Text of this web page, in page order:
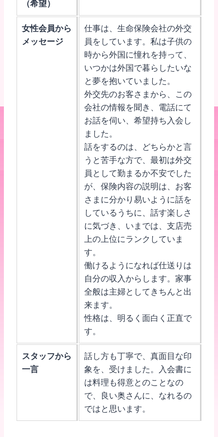
（希望）
女性会員から
メッセージ
仕事は、生命保険会社の外交
員をしています。私は子供の
時から外国に憧れを持って、
いつかは外国で暮らしたいな
と夢を抱いていました。
外交先のお客さまから、この
会社の情報を聞き、電話にて
お話を伺い、希望持ち入会し
ました。
話をするのは、どちらかと言
うと苦手な方で、最初は外交
員として勤まるか不安でした
が、保険内容の説明は、お客
さまに分かり易いように話を
しているうちに、話す楽しさ
に気づき、いまでは、支店売
上の上位にランクしていま
す。
働けるようになれば仕送りは
自分の収入からします。家事
全般は主婦としてきちんと出
来ます。
性格は、明るく面白く正直で
す。
スタッフから
一言
話し方も丁寧で、真面目な印
象を、受けました。入会書に
は料理も得意とのことなの
で、良い奥さんに、なれるの
ではと思います。